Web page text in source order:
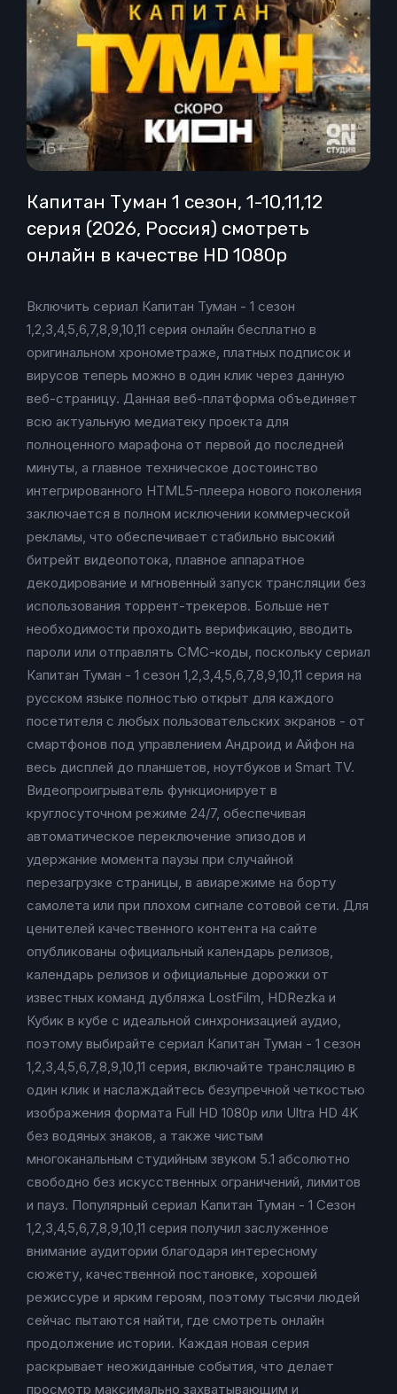
Капитан Туман 1 сезон, 1-10,11,12
серия (2026, Россия) смотреть
онлайн в качестве HD 1080p
Включить сериал Капитан Туман - 1 сезон
1,2,3,4,5,6,7,8,9,10,11 серия онлайн бесплатно в
оригинальном хронометраже, платных подписок и
вирусов теперь можно в один клик через данную
веб-страницу. Данная веб-платформа объединяет
всю актуальную медиатеку проекта для
полноценного марафона от первой до последней
минуты, а главное техническое достоинство
интегрированного HTML5-плеера нового поколения
заключается в полном исключении коммерческой
рекламы, что обеспечивает стабильно высокий
битрейт видеопотока, плавное аппаратное
декодирование и мгновенный запуск трансляции без
использования торрент-трекеров. Больше нет
необходимости проходить верификацию, вводить
пароли или отправлять СМС-коды, поскольку сериал
Капитан Туман - 1 сезон 1,2,3,4,5,6,7,8,9,10,11 серия на
русском языке полностью открыт для каждого
посетителя с любых пользовательских экранов - от
смартфонов под управлением Андроид и Айфон на
весь дисплей до планшетов, ноутбуков и Smart TV.
Видеопроигрыватель функционирует в
круглосуточном режиме 24/7, обеспечивая
автоматическое переключение эпизодов и
удержание момента паузы при случайной
перезагрузке страницы, в авиарежиме на борту
самолета или при плохом сигнале сотовой сети. Для
ценителей качественного контента на сайте
опубликованы официальный календарь релизов,
календарь релизов и официальные дорожки от
известных команд дубляжа LostFilm, HDRezka и
Кубик в кубе с идеальной синхронизацией аудио,
поэтому выбирайте сериал Капитан Туман - 1 сезон
1,2,3,4,5,6,7,8,9,10,11 серия, включайте трансляцию в
один клик и наслаждайтесь безупречной четкостью
изображения формата Full HD 1080p или Ultra HD 4K
без водяных знаков, а также чистым
многоканальным студийным звуком 5.1 абсолютно
свободно без искусственных ограничений, лимитов
и пауз. Популярный сериал Капитан Туман - 1 Сезон
1,2,3,4,5,6,7,8,9,10,11 серия получил заслуженное
внимание аудитории благодаря интересному
сюжету, качественной постановке, хорошей
режиссуре и ярким героям, поэтому тысячи людей
сейчас пытаются найти, где смотреть онлайн
продолжение истории. Каждая новая серия
раскрывает неожиданные события, что делает
просмотр максимально захватывающим и